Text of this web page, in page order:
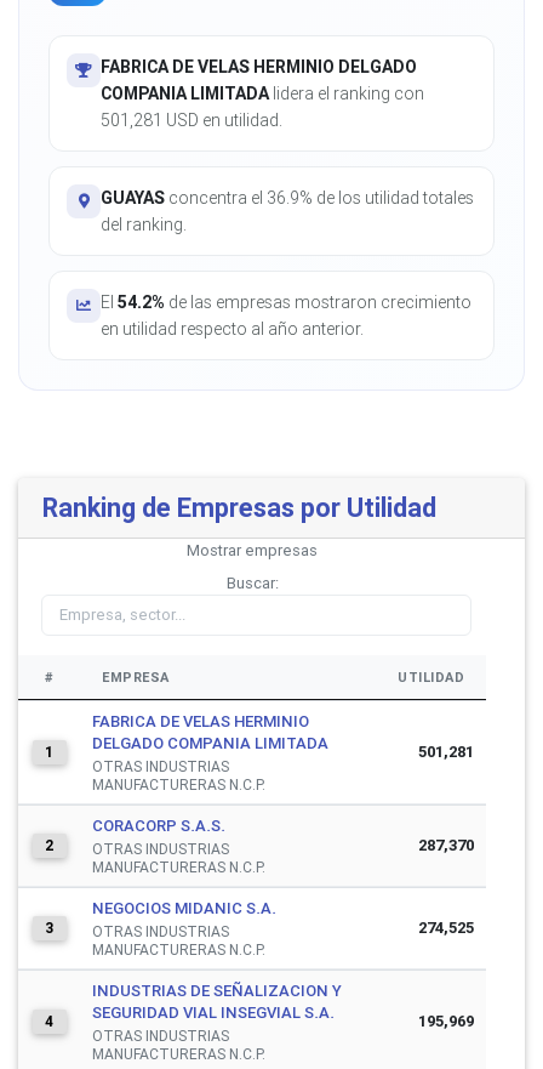
FABRICA DE VELAS HERMINIO DELGADO
COMPANIA LIMITADAlidera el ranking con
501,281 USD en utilidad.
GUAYAS concentra el 36.9% de los utilidad totales
del ranking.
El 54.2% de las empresas mostraron crecimiento
en utilidad respecto al año anterior.
Ranking de Empresas por Utilidad
Mostrar empresas
Buscar:
# EMPRESA UTILIDAD
1
FABRICA DE VELAS HERMINIO
DELGADO COMPANIA LIMITADA
OTRAS INDUSTRIAS
MANUFACTURERAS N.C.P.
501,281
2
CORACORP S.A.S.
OTRAS INDUSTRIAS
MANUFACTURERAS N.C.P.
287,370
3
NEGOCIOS MIDANIC S.A.
OTRAS INDUSTRIAS
MANUFACTURERAS N.C.P.
274,525
4
INDUSTRIAS DE SEÑALIZACION Y
SEGURIDAD VIAL INSEGVIAL S.A.
OTRAS INDUSTRIAS
MANUFACTURERAS N.C.P.
195,969